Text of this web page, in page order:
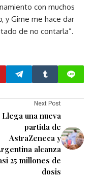
con muchos
y Gime me hace dar
de no contarla”.
Next Post
Llega una nueva
partida de
AstraZeneca y
alcanza
25 millones de
dosis